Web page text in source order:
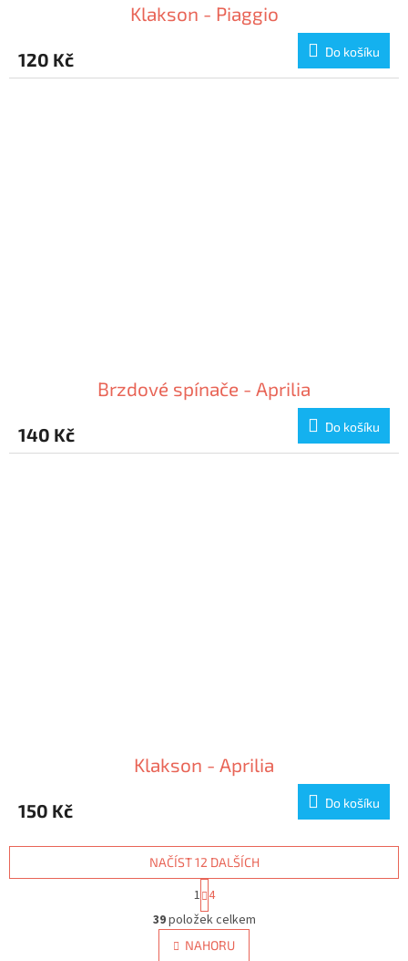
Klakson - Piaggio
120 Kč Do košíku
Brzdové spínače - Aprilia
140 Kč Do košíku
Klakson - Aprilia
150 Kč Do košíku
O
v
l
NAČÍST 12 DALŠÍCH
S
t
r
á
n
1 4
39položek celkem
NAHORU